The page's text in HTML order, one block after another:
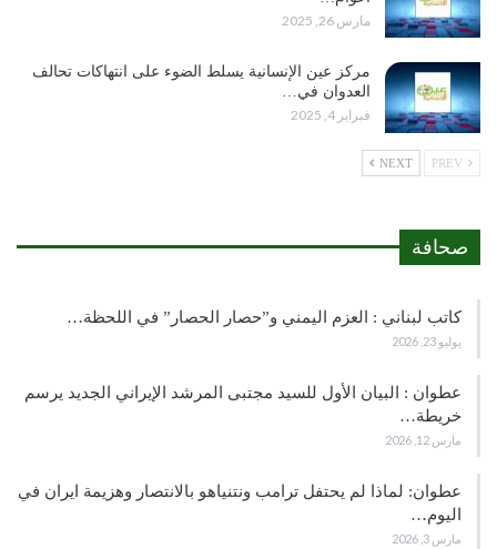
مارس 26, 2025
مركز عين الإنسانية يسلط الضوء على انتهاكات تحالف
العدوان في…
فبراير 4, 2025
NEXT
صحافة
كاتب لبناني : العزم اليمني و”حصار الحصار” في اللحظة…
يوليو 23, 2026
عطوان : البيان الأول للسيد مجتبى المرشد الإيراني الجديد يرسم
خريطة…
مارس 12, 2026
عطوان: لماذا لم يحتفل ترامب ونتنياهو بالانتصار وهزيمة ايران في
اليوم…
مارس 3, 2026